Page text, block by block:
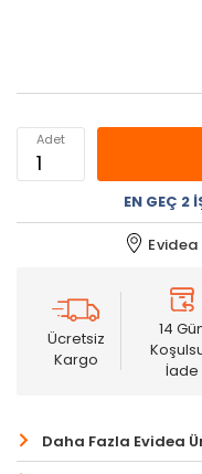
Adet
EN GEÇ 2
Ücretsiz
Kargo
14
İade
Daha Fazla Evidea